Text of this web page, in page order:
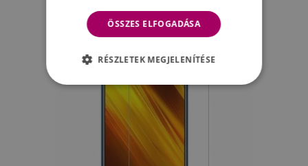
ÖSSZES ELFOGADÁSA
RÉSZLETEK MEGJELENÍTÉSE